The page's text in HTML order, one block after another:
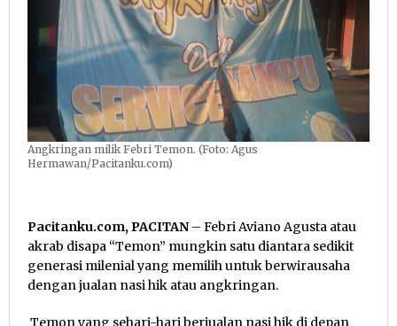
Angkringan milik Febri Temon. (Foto: Agus
Hermawan/Pacitanku.com)
Pacitanku.com, PACITAN – Febri Aviano Agusta atau
akrab disapa “Temon” mungkin satu diantara sedikit
generasi milenial yang memilih untuk berwirausaha
dengan jualan nasi hik atau angkringan.
Temon yang sehari-hari berjualan nasi hik di depan